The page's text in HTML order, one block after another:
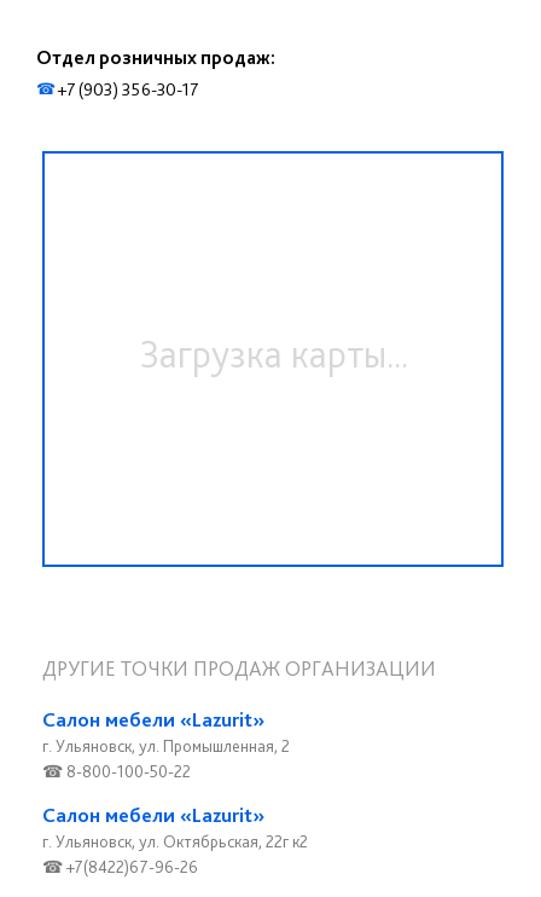
Отдел розничных продаж:
☎+7 (903) 356-30-17
Загрузка карты...
ДРУГИЕ ТОЧКИ ПРОДАЖ ОРГАНИЗАЦИИ
Салон мебели «Lazurit»
г. Ульяновск, ул. Промышленная, 2
☎ 8-800-100-50-22
Салон мебели «Lazurit»
г. Ульяновск, ул. Октябрьская, 22г к2
☎ +7(8422)67-96-26